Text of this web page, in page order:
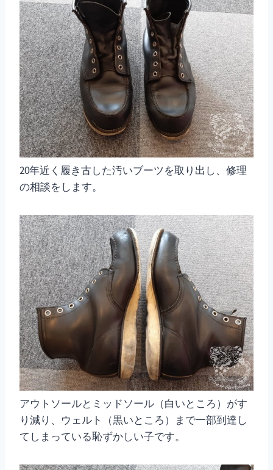
20年近く履き古した汚いブーツを取り出し、修理
の相談をします。
アウトソールとミッドソール（白いところ）がす
り減り、ウェルト（黒いところ）まで一部到達し
てしまっている恥ずかしい子です。